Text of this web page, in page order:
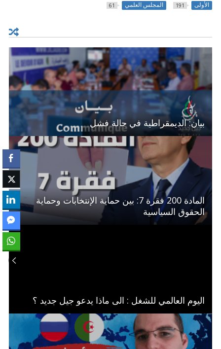
الأولى 191 المجلس العلمي 61
بيان: الديمقراطية في حالة فشل
المادة 200 فقرة 7: بين حماية الإنتخابات وحماية
الحقوق السياسية
اليوم العالمي للشغل : الى ماذا يدعو جيل جديد ؟